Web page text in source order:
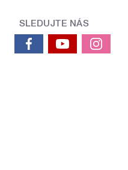
SLEDUJTE NÁS